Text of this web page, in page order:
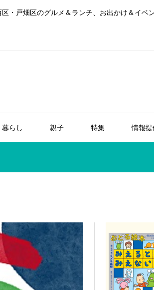
・戸畑区のグルメ＆ランチ、お出かけ＆イベ
暮らし 親子 特集 情報